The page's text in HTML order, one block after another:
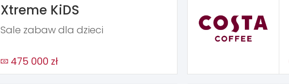
Xtreme KiDS
Sale zabaw dla dzieci
475 000 zł